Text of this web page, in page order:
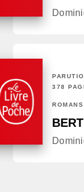
378
ROMANS